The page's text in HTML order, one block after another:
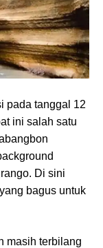
pada tanggal 12
ini salah satu
Di sini
bagus untuk
masih terbilang